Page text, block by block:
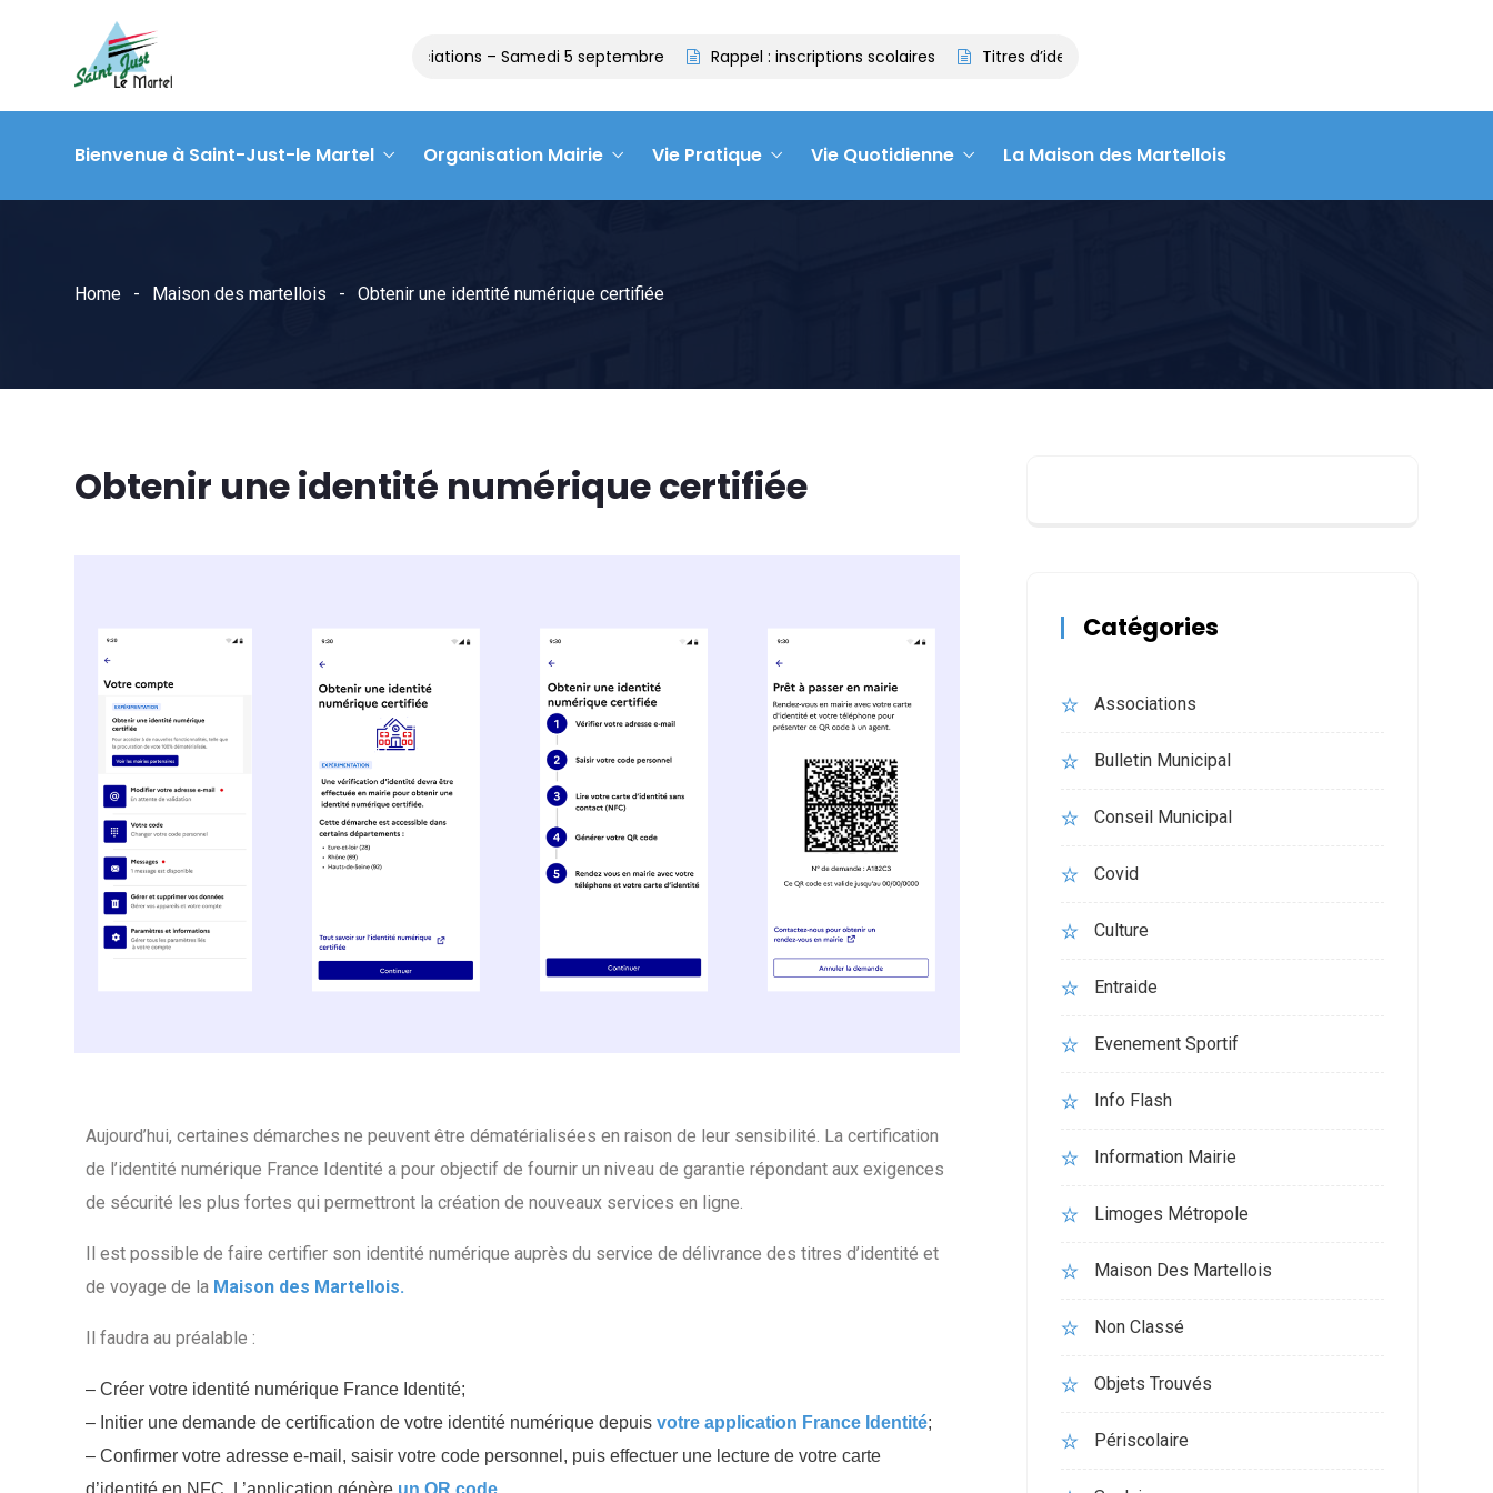
Matinée des associations – Samedi 5 septembre Rappel : inscriptions scolaires Titres d’identité et de voyage à la Maison des Martellois : contactez
Bienvenue à Saint-Just-le Martel Organisation Mairie Vie Pratique Vie Quotidienne La Maison des Martellois
Home Maison des martellois Obtenir une identité numérique certifiée
Obtenir une identité numérique certifiée
Aujourd’hui, certaines démarches ne peuvent être dématérialisées en raison de leur sensibilité. La certification
de l’identité numérique France Identité a pour objectif de fournir un niveau de garantie répondant aux exigences
de sécurité les plus fortes qui permettront la création de nouveaux services en ligne.
Il est possible de faire certifier son identité numérique auprès du service de délivrance des titres d’identité et
de voyage de la Maison des Martellois.
Il faudra au préalable :
– Créer votre identité numérique France Identité;
– Initier une demande de certification de votre identité numérique depuis votre application France Identité;
– Confirmer votre adresse e-mail, saisir votre code personnel, puis effectuer une lecture de votre carte
Catégories
Associations
Bulletin Municipal
Conseil Municipal
Covid
Culture
Entraide
Evenement Sportif
Info Flash
Information Mairie
Limoges Métropole
Maison Des Martellois
Non Classé
Objets Trouvés
Périscolaire